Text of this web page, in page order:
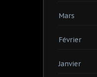
Mars
Février
Janvier